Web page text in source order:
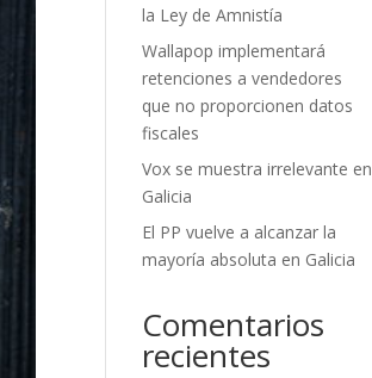
la Ley de Amnistía
Wallapop implementará
retenciones a vendedores
que no proporcionen datos
fiscales
Vox se muestra irrelevante en
Galicia
El PP vuelve a alcanzar la
mayoría absoluta en Galicia
Comentarios
recientes